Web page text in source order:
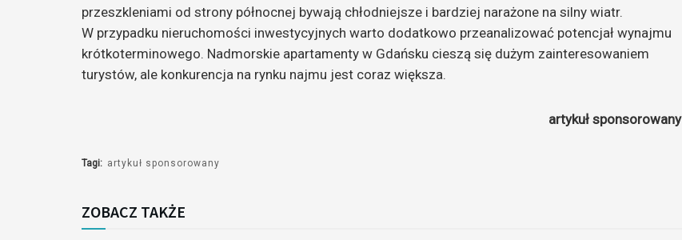
przeszkleniami od strony północnej bywają chłodniejsze i bardziej narażone na silny wiatr.
W przypadku nieruchomości inwestycyjnych warto dodatkowo przeanalizować potencjał wynajmu
krótkoterminowego. Nadmorskie apartamenty w Gdańsku cieszą się dużym zainteresowaniem
turystów, ale konkurencja na rynku najmu jest coraz większa.
artykuł sponsorowany
Tagi: artykuł sponsorowany
ZOBACZ TAKŻE